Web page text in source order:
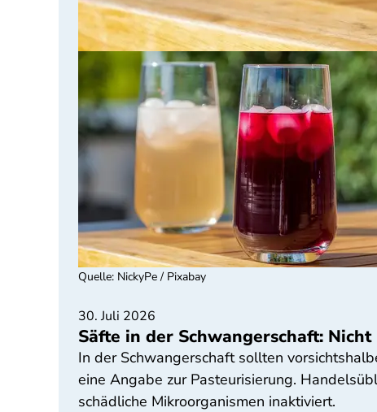
30. Juli 2026
Säfte in der Schwangerschaft:
In der Schwangerschaft sollten
eine Angabe zur Pasteurisierung.
schädliche Mikroorganismen inaktiviert.
Quelle: NickyPe / Pixabay